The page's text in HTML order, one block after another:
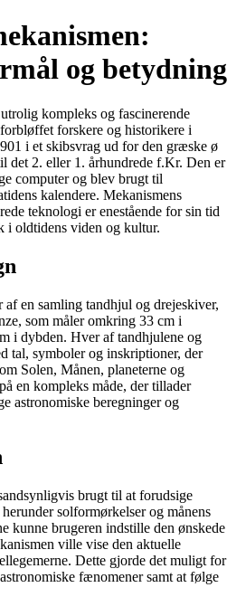
og betydning
kompleks og fascinerende
forskere og historikere i
i et skibsvrag ud for den græske ø
det 2. eller 1. århundrede f.Kr. Den er
computer og blev brugt til
kalendere. Mekanismens
teknologi er enestående for sin tid
oldtidens viden og kultur.
en samling tandhjul og drejeskiver,
som måler omkring 33 cm i
i dybden. Hver af tandhjulene og
tal, symboler og inskriptioner, der
Solen, Månen, planeterne og
en kompleks måde, der tillader
astronomiske beregninger og
brugt til at forudsige
solformørkelser og månens
kunne brugeren indstille den ønskede
ville vise den aktuelle
Dette gjorde det muligt for
fænomener samt at følge